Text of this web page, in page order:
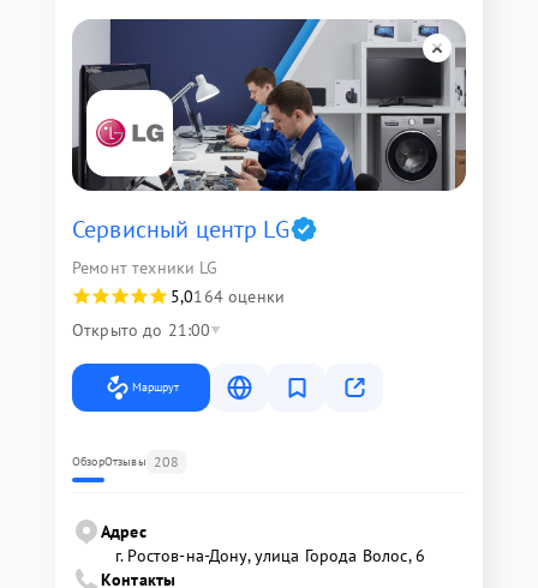
Сервисный центр LG
Ремонт техники LG
5,0164 оценки
Открыто до 21:00
Маршрут
ОбзорОтзывы 208
Адрес
г. Ростов-на-Дону, улица Города Волос, 6
Контакты